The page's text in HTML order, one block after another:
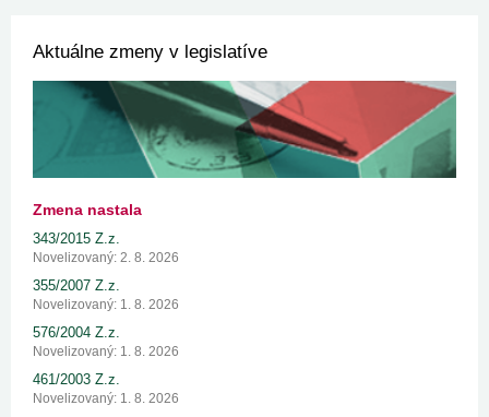
Aktuálne zmeny v legislatíve
Zmena nastala
343/2015 Z.z.
Novelizovaný: 2. 8. 2026
355/2007 Z.z.
Novelizovaný: 1. 8. 2026
576/2004 Z.z.
Novelizovaný: 1. 8. 2026
461/2003 Z.z.
Novelizovaný: 1. 8. 2026